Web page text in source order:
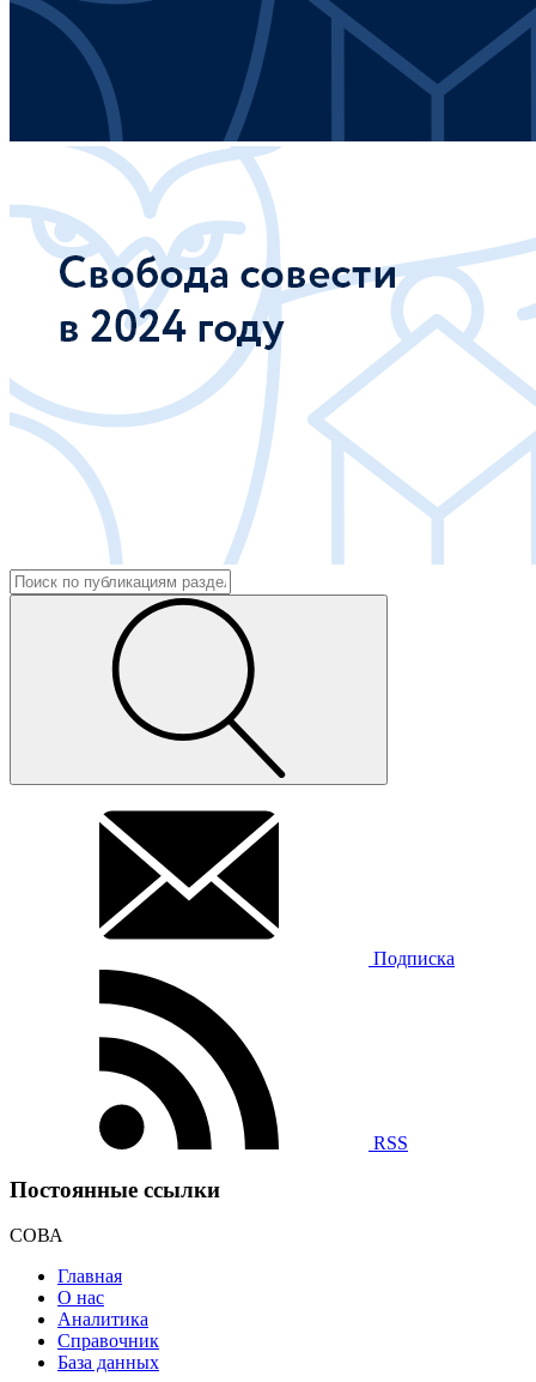
Подписка
RSS
Постоянные ссылки
СОВА
Главная
О нас
Аналитика
Справочник
База данных